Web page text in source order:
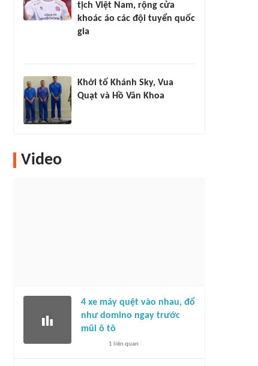
tịch Việt Nam, rộng cửa
khoác áo các đội tuyển quốc
gia
Khởi tố Khánh Sky, Vua
Quạt và Hồ Văn Khoa
Video
4 xe máy quệt vào nhau, đổ
như domino ngay trước
mũi ô tô
1 liên quan